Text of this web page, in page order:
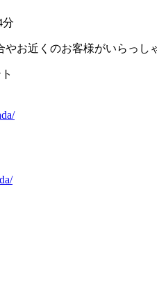
分
お近くのお客様がいらっ